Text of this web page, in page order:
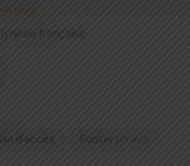
d'accès Poster un avis